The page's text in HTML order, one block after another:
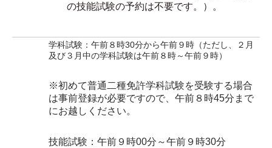
の技能試験の予約は不要です。）。
学科試験：午前８時30分から午前９時（ただし、２月
及び３月中の学科試験は午前８時～午前９時）
※初めて普通二種免許学科試験を受験する場合
は事前登録が必要ですので、午前８時45分まで
にお越しください。
技能試験：午前９時00分～午前９時30分